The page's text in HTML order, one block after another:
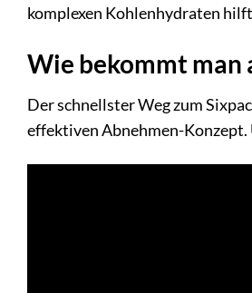
komplexen Kohlenhydraten
Wie bekommt man
Der schnellster Weg zum
effektiven Abnehmen-Konzept.